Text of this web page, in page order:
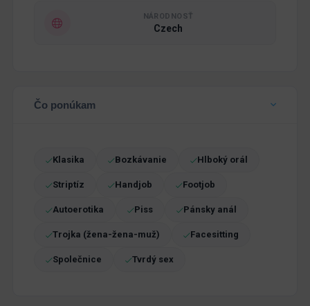
NÁRODNOSŤ
Czech
Čo ponúkam
Klasika Bozkávanie Hlboký orál
Striptíz Handjob Footjob
Autoerotika Piss Pánsky anál
Trojka (žena-žena-muž) Facesitting
Společnice Tvrdý sex